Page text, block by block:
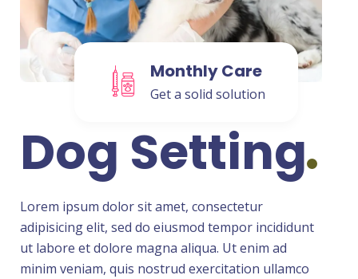
Monthly Care
Get a solid solution
Dog Setting
Lorem ipsum dolor sit amet, consectetur
adipisicing elit, sed do eiusmod tempor incididunt
ut labore et dolore magna aliqua. Ut enim ad
minim veniam, quis nostrud exercitation ullamco